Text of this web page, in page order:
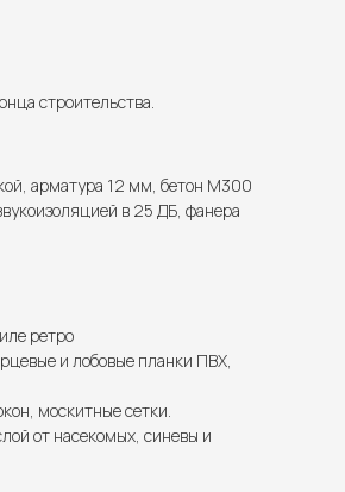
строительства.
арматура 12 мм, бетон М300
в 25 ДБ, фанера
ретро
и лобовые планки ПВХ,
москитные сетки.
от насекомых, синевы и